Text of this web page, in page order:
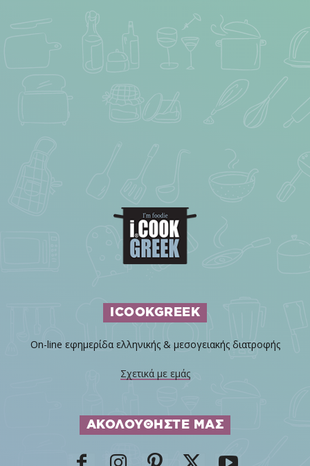
ICOOKGREEK
On-line εφημερίδα ελληνικής & μεσογειακής διατροφής
Σχετικά με εμάς
ΑΚΟΛΟΥΘΗΣΤΕ ΜΑΣ